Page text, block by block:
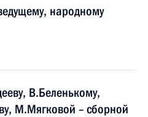
народному
В.Беленькому,
М.Мягковой – сборной